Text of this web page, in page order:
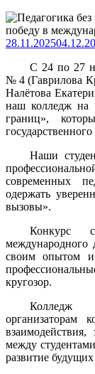
28.11.2025
С 24 по 27
№ 4 (Гаврилова
Налётова
наш колледж на
границ»,
Наши
современных
одержать
вызовы».
Конкурс
международного
своим опытом и
кругозор.
Колледж
организаторам
между
развитие будущих